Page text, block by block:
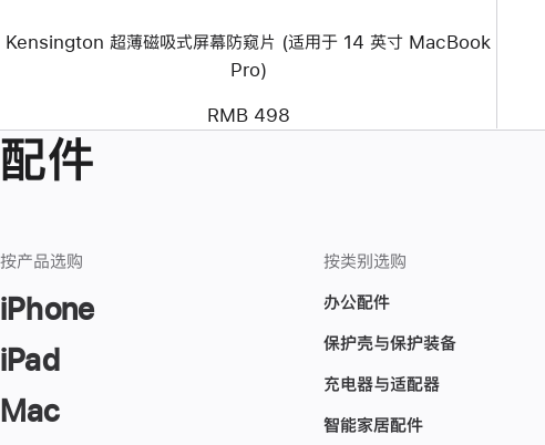
防
窥
片
用
于
Kensington 超薄磁吸式屏幕防窥片 (适用于 14 英寸 MacBook
Pro)
RMB 498
配件
按产品选购
iPhone
iPad
Mac
按类别选购
办公配件
保护壳与保护装备
充电器与适配器
智能家居配件